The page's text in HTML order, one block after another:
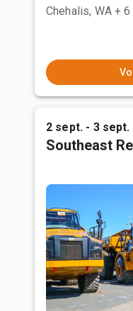
Chehalis, WA + 6
2 sept. - 3 sept.
Southeast